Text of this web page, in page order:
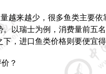
来越少，很多鱼类主要依
以瑞士为例，消费量前五
，进口鱼类价格则要便宜
？